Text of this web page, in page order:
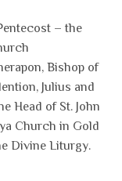
– the
Bishop of
Julius and
Head of St. John
Church in Gold
Divine Liturgy.